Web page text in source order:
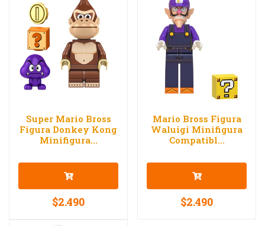
Super Mario Bross
Figura Donkey Kong
Minifigura...
$2.490
Mario Bross Figura
Waluigi Minifigura
Compatibl...
$2.490